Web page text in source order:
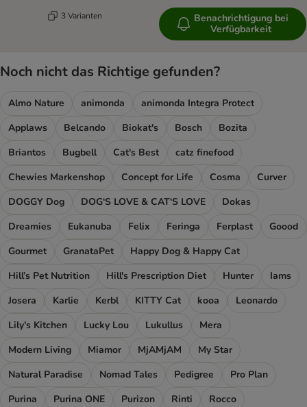
3 Varianten
Benachrichtigung bei
Verfügbarkeit
Noch nicht das Richtige gefunden?
Almo Nature animonda
animonda Integra Protect
Applaws
Belcando Biokat's Bosch
Bozita
Briantos
Bugbell Cat's Best
catz finefood
Chewies Markenshop
Concept for Life Cosma
Curver
DOGGY Dog
DOG‘S LOVE & CAT‘S LOVE
Dokas
Dreamies
Eukanuba Felix Feringa Ferplast
Goood
Gourmet
GranataPet
Happy Dog & Happy Cat
Hill’s Pet Nutrition
Hill's Prescription Diet Hunter
Iams
Josera
Karlie Kerbl KITTY Cat kooa
Leonardo
Lily's Kitchen
Lucky Lou Lukullus
Mera
Modern Living
Miamor MjAMjAM
My Star
Natural Paradise
Nomad Tales Pedigree
Pro Plan
Purina
Purina ONE Purizon Rinti
Rocco